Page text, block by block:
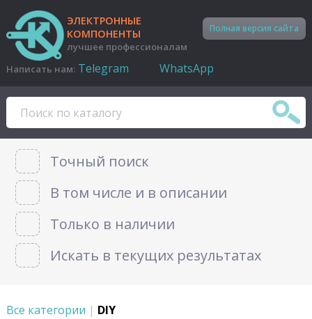
ЭЛЕКТРОННЫЕ
КОМПОНЕНТЫ
лучшее профессионалам
Полная версия сайта
Написать нам: Telegram WhatsApp
Точный поиск
В том числе и в описании
Только в наличии
Искать в текущих результатах
Все категории | DIY